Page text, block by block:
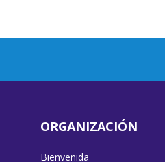
ORGANIZACIÓN
Bienvenida